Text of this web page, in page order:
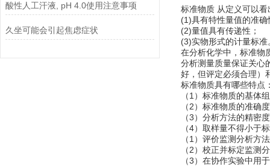
酸性人工汗液, pH 4.0使用注意事项
久坐可能会引起焦虑症状
标准物质 从定义可以
(1)具有特性量值的准
(2)量值具有传递性；
(3)实物形式的计量标准
在分析化学中，标准物
分析测量质量保证关心
好，但评定必须合理）
标准物质具有哪些特点
（1）标准物质的基体
（2）标准物质的准确
（3）分析方法的精密
（4）取样量不得小于
（1）评价监测分析方
（2）校正并标定监测
（3）在协作实验中用